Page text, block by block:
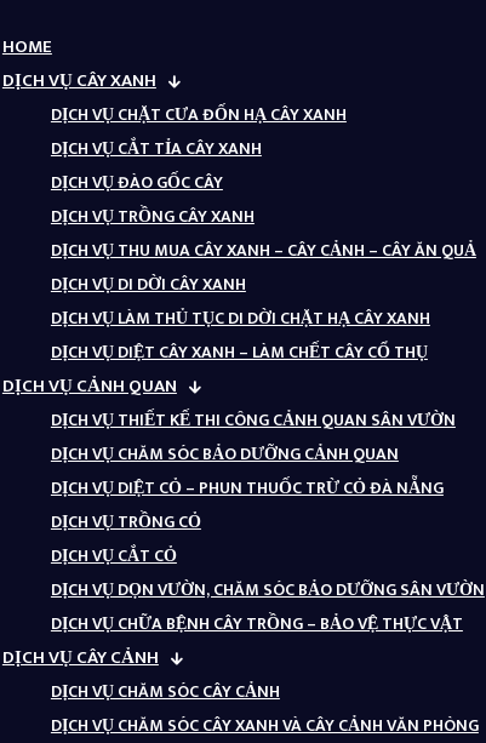
HOME
DỊCH VỤ CÂY XANH
DỊCH VỤ CHẶT CƯA ĐỐN HẠ CÂY XANH
DỊCH VỤ CẮT TỈA CÂY XANH
DỊCH VỤ ĐÀO GỐC CÂY
DỊCH VỤ TRỒNG CÂY XANH
DỊCH VỤ THU MUA CÂY XANH – CÂY CẢNH – CÂY ĂN QUẢ
DỊCH VỤ DI DỜI CÂY XANH
DỊCH VỤ LÀM THỦ TỤC DI DỜI CHẶT HẠ CÂY XANH
DỊCH VỤ DIỆT CÂY XANH – LÀM CHẾT CÂY CỔ THỤ
DỊCH VỤ CẢNH QUAN
DỊCH VỤ THIẾT KẾ THI CÔNG CẢNH QUAN SÂN VƯỜN
DỊCH VỤ CHĂM SÓC BẢO DƯỠNG CẢNH QUAN
DỊCH VỤ DIỆT CỎ – PHUN THUỐC TRỪ CỎ ĐÀ NẴNG
DỊCH VỤ TRỒNG CỎ
DỊCH VỤ CẮT CỎ
DỊCH VỤ DỌN VƯỜN, CHĂM SÓC BẢO DƯỠNG SÂN VƯỜN
DỊCH VỤ CHỮA BỆNH CÂY TRỒNG – BẢO VỆ THỰC VẬT
DỊCH VỤ CÂY CẢNH
DỊCH VỤ CHĂM SÓC CÂY CẢNH
DỊCH VỤ CHĂM SÓC CÂY XANH VÀ CÂY CẢNH VĂN PHÒNG